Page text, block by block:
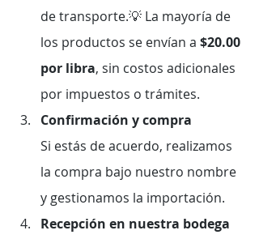
de transporte.💡 La mayoría de
los productos se envían a $20.00
por libra, sin costos adicionales
por impuestos o trámites.
Confirmación y compra
Si estás de acuerdo, realizamos
la compra bajo nuestro nombre
y gestionamos la importación.
Recepción en nuestra bodega